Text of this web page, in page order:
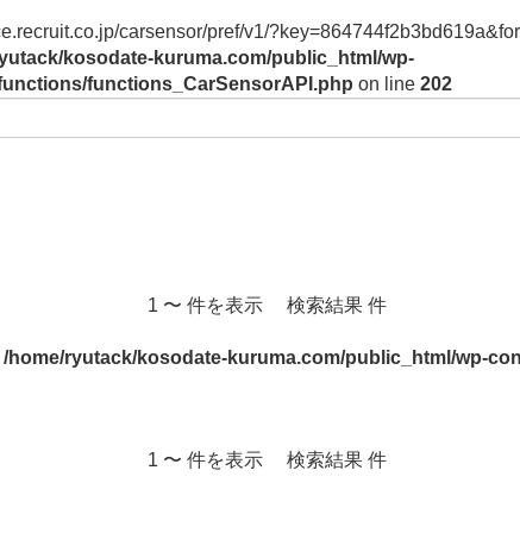
carsensor/pref/v1/
kosodate-kuruma.com/public_html/wp-
functions_CarSensorAPI.php on line 202
1 〜 件を表示 検索結果 件
/home/ryutack/kosodate-kuruma.com/public_html/wp-
1 〜 件を表示 検索結果 件